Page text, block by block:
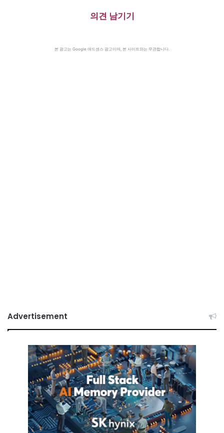
의견 남기기
본 광고는 Google 애드센스 광고이며, 본 사이트와는 무관합니다.
Advertisement